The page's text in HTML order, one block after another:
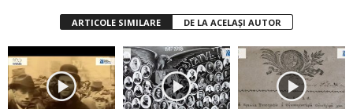
ARTICOLE SIMILARE DE LA ACELAȘI AUTOR